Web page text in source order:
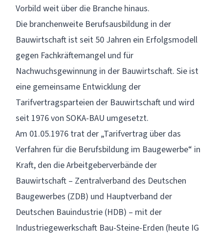
Vorbild weit über die Branche hinaus.
Die branchenweite Berufsausbildung in der
Bauwirtschaft ist seit 50 Jahren ein Erfolgsmodell
gegen Fachkräftemangel und für
Nachwuchsgewinnung in der Bauwirtschaft. Sie ist
eine gemeinsame Entwicklung der
Tarifvertragsparteien der Bauwirtschaft und wird
seit 1976 von SOKA-BAU umgesetzt.
Am 01.05.1976 trat der „Tarifvertrag über das
Verfahren für die Berufsbildung im Baugewerbe“ in
Kraft, den die Arbeitgeberverbände der
Bauwirtschaft – Zentralverband des Deutschen
Baugewerbes (ZDB) und Hauptverband der
Deutschen Bauindustrie (HDB) – mit der
Industriegewerkschaft Bau-Steine-Erden (heute IG